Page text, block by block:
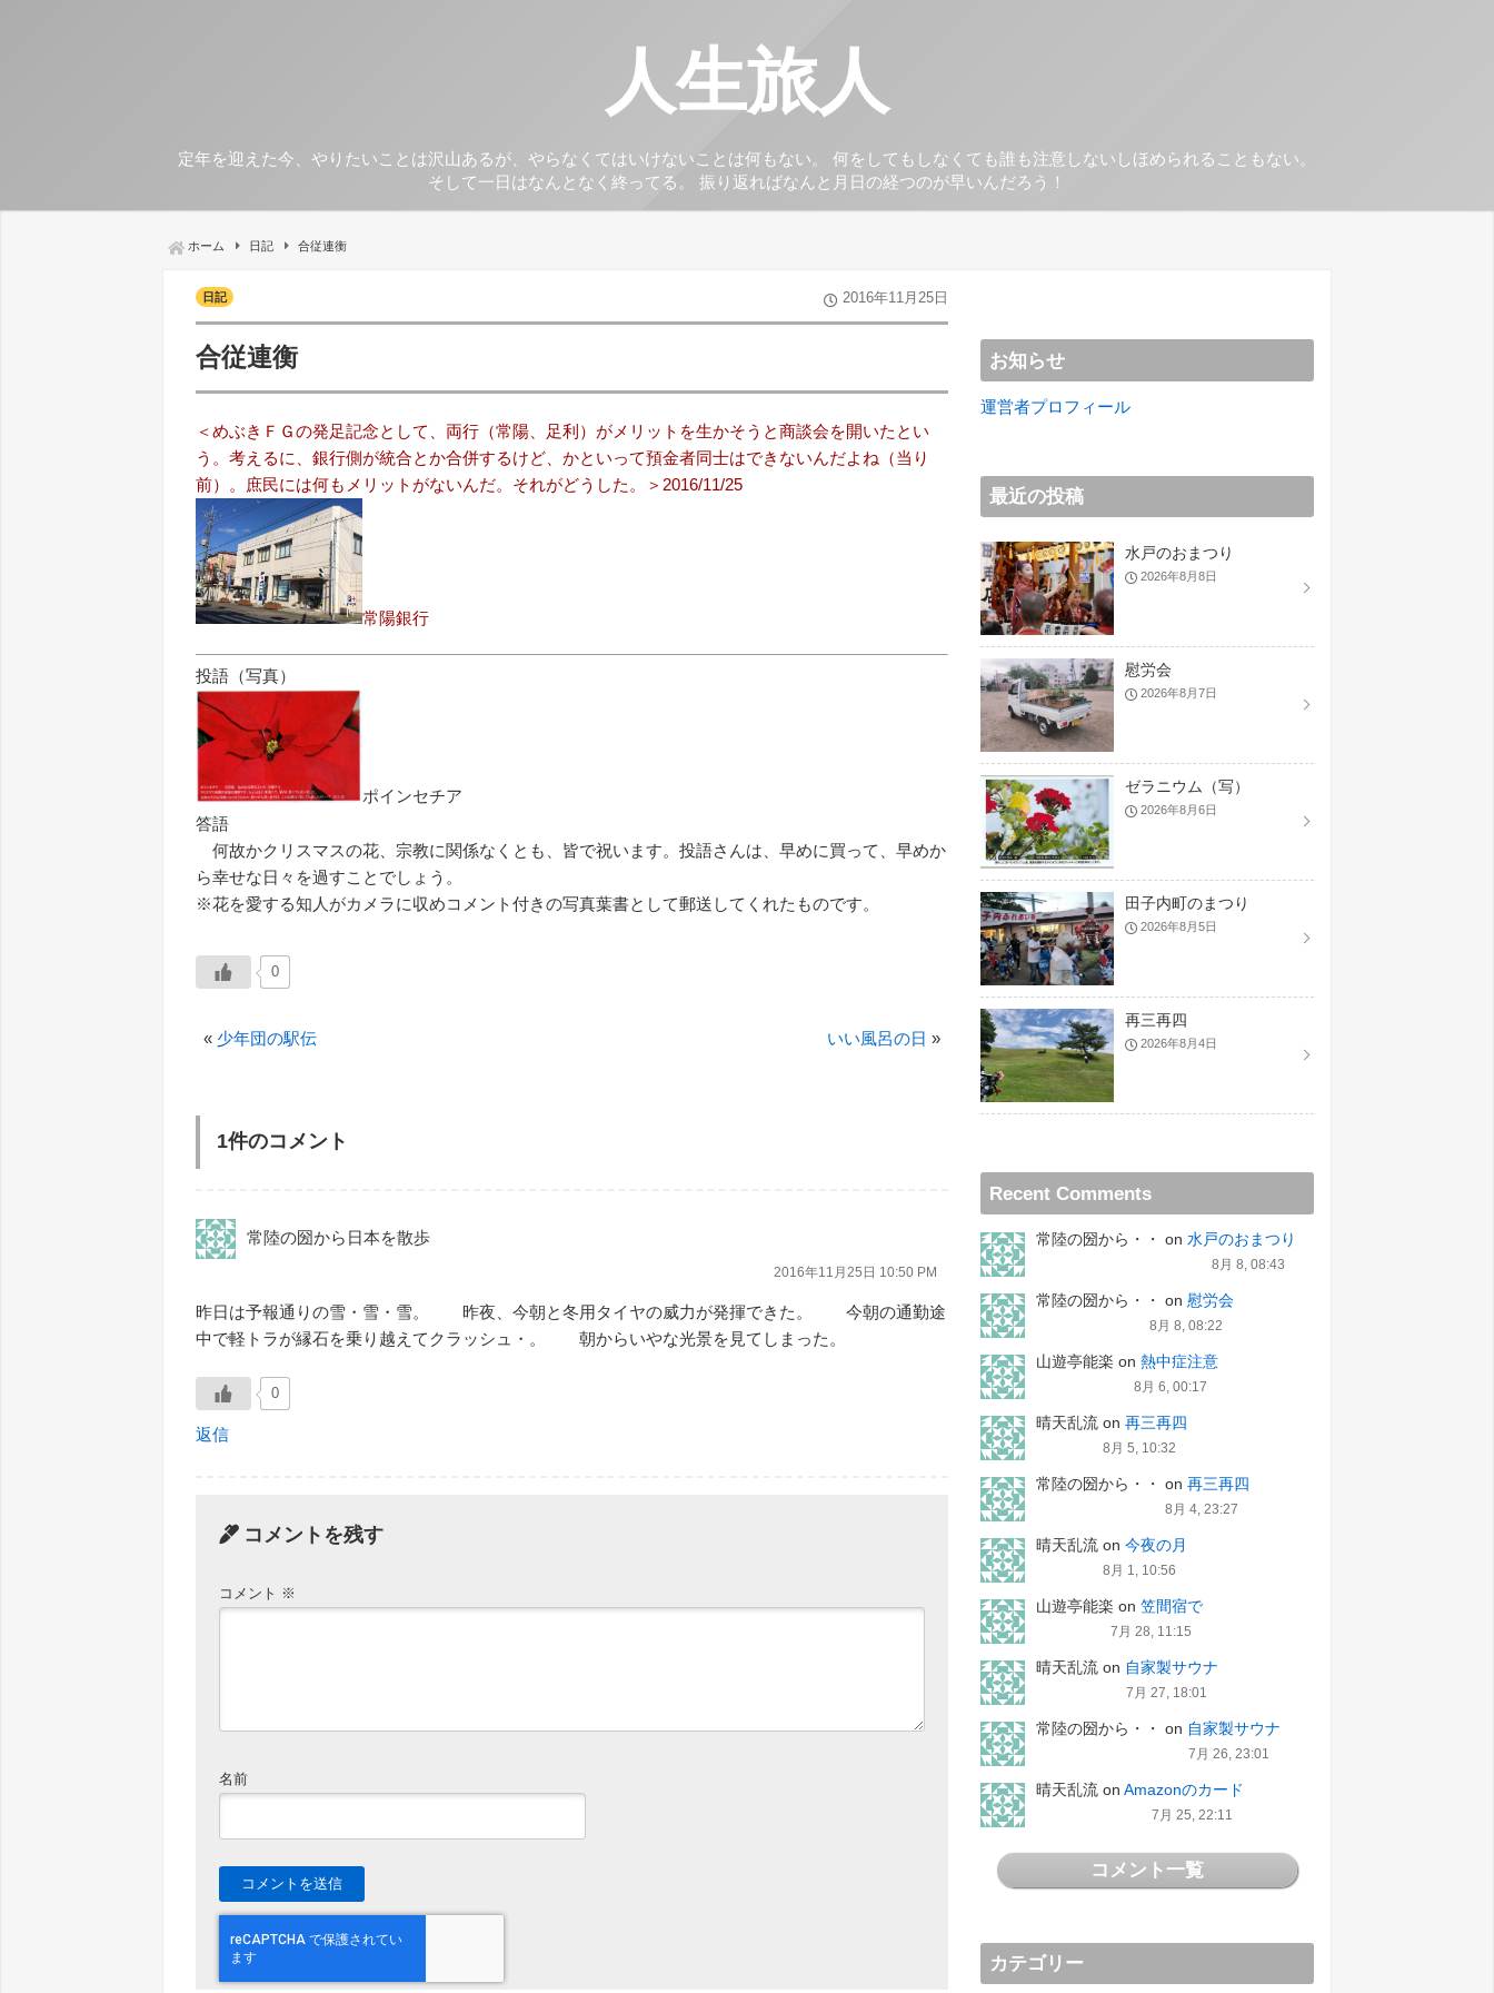
人生旅人
定年を迎えた今、やりたいことは沢山あるが、やらなくてはいけないことは何もない。 何をしてもしなくても誰も注意しないしほめられることもない。
そして一日はなんとなく終ってる。 振り返ればなんと月日の経つのが早いんだろう！
ホーム 日記 合従連衡
日記 2016年11月25日
合従連衡
＜めぶきＦＧの発足記念として、両行（常陽、足利）がメリットを生かそうと商談会を開いたとい
う。考えるに、銀行側が統合とか合併するけど、かといって預金者同士はできないんだよね（当り
前）。庶民には何もメリットがないんだ。それがどうした。＞2016/11/25
常陽銀行
投語（写真）
ポインセチア
答語
何故かクリスマスの花、宗教に関係なくとも、皆で祝います。投語さんは、早めに買って、早めか
ら幸せな日々を過すことでしょう。
※花を愛する知人がカメラに収めコメント付きの写真葉書として郵送してくれたものです。
0
« 少年団の駅伝 いい風呂の日 »
1件のコメント
常陸の圀から日本を散歩
2016年11月25日 10:50 PM
昨日は予報通りの雪・雪・雪。 昨夜、今朝と冬用タイヤの威力が発揮できた。 今朝の通勤途
中で軽トラが縁石を乗り越えてクラッシュ・。 朝からいやな光景を見てしまった。
0
返信
コメントを残す
コメント ※
名前
お知らせ
運営者プロフィール
最近の投稿
水戸のおまつり
2026年8月8日
慰労会
2026年8月7日
ゼラニウム（写）
2026年8月6日
田子内町のまつり
2026年8月5日
再三再四
2026年8月4日
Recent Comments
常陸の圀から・・ on 水戸のおまつり
8月 8, 08:43
常陸の圀から・・ on 慰労会
8月 8, 08:22
山遊亭能楽 on 熱中症注意
8月 6, 00:17
晴天乱流 on 再三再四
8月 5, 10:32
常陸の圀から・・ on 再三再四
8月 4, 23:27
晴天乱流 on 今夜の月
8月 1, 10:56
山遊亭能楽 on 笠間宿で
7月 28, 11:15
晴天乱流 on 自家製サウナ
7月 27, 18:01
常陸の圀から・・ on 自家製サウナ
7月 26, 23:01
晴天乱流 on Amazonのカード
7月 25, 22:11
コメント一覧
カテゴリー